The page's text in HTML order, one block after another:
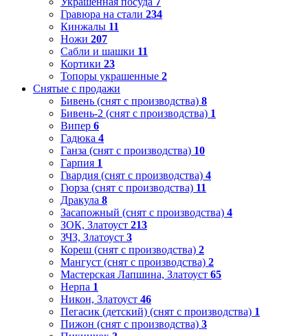
Гравюра на стали 234
Кинжалы 11
Ножи 207
Сабли и шашки 11
Кортики 23
Топоры украшенные 2
Снятые с продажи
Бивень (снят с производства) 8
Бивень-2 (снят с производства) 1
Випер 6
Гадюка 4
Ганза (снят с производства) 10
Гарпия 1
Гвардия (снят с производства) 4
Гюрза (снят с производства) 11
Дракула 8
Засапожный (снят с производства) 4
ЗОК, Златоуст 213
ЗЧЗ, Златоуст 3
Кореш (снят с производства) 2
Мангуст (снят с производства) 2
Мастерская Лапшина, Златоуст 65
Нерпа 1
Никон, Златоуст 46
Пегасик (детский) (снят с производства) 1
Пижон (снят с производства) 3